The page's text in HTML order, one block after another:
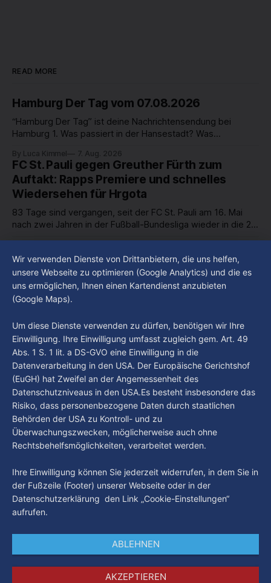
READ MORE
Hamburg Der Tag vom 07.08.2026
“Hamburg Der Tag” ist deine Nachrichtensendung bei
Hamburg 1. Was passiert in der Hansestadt? Was
in unserer Stadt an? Fragen, die von Montag bis Freitag LIVE
um 18 Uhr beantwortet werden - auf YouTube und im TV.
By Luca Kimmel 7. Aug. 2026
FC St. Pauli gegen Greuther Fürth zum
Auftakt: Rapps Premiere und schnelles
Wiedersehen für Hrgota
83 Tage sind vergangen, seit der FC St. Pauli am 16. Mai
nach zwei Jahren in der Fußball-Bundesliga wieder in die 2.
haben den Kiezclub verlassen. Dafür kamen in den letzten
Wochen einige
Im Gespräch mit Christian Pothe - Heute zu
Gast: Götz Tintelnot
By Luca Kimmel 6. Aug. 2026
Nissi's Kunstwelt - Folge 18
By Luca Kimmel 6. Aug. 2026
Wir verwenden Dienste von Drittanbietern, die uns helfen,
unsere Webseite zu optimieren (Google Analytics) und die es
uns ermöglichen, Ihnen einen Kartendienst anzubieten
(Google Maps).
Um diese Dienste verwenden zu dürfen, benötigen wir Ihre
Einwilligung. Ihre Einwilligung umfasst zugleich gem. Art. 49
Abs. 1 S. 1 lit. a DS-GVO eine Einwilligung in die
Datenverarbeitung in den USA. Der Europäische Gerichtshof
(EuGH) hat Zweifel an der Angemessenheit des
Datenschutzniveaus in den USA.Es besteht insbesondere das
Risiko, dass personenbezogene Daten durch staatlichen
Behörden der USA zu Kontroll- und zu
Überwachungszwecken, möglicherweise auch ohne
Rechtsbehelfsmöglichkeiten, verarbeitet werden.
Ihre Einwilligung können Sie jederzeit widerrufen, in dem Sie in
der Fußzeile (Footer) unserer Webseite oder in der
Datenschutzerklärung den Link „Cookie-Einstellungen“
aufrufen.
ABLEHNEN
AKZEPTIEREN